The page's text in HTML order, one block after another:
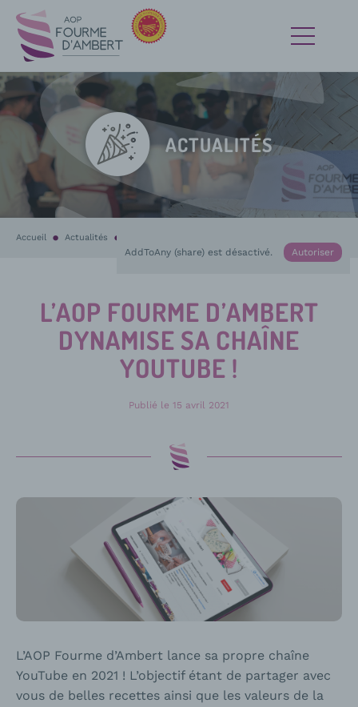
ACTUALITÉS
Accueil Actualités
AddToAny (share) est désactivé. Autoriser
L’AOP FOURME D’AMBERT
DYNAMISE SA CHAÎNE
YOUTUBE !
Publié le 15 avril 2021
L’AOP Fourme d’Ambert lance sa propre chaîne
YouTube en 2021 ! L’objectif étant de partager avec
vous de belles recettes ainsi que les valeurs de la